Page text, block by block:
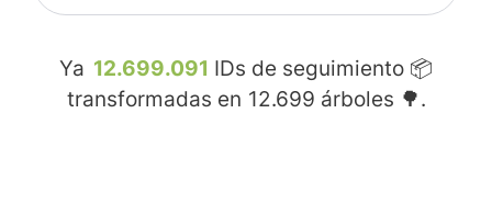
Ya 12.699.091 IDs de seguimiento 📦
transformadas en 12.699 árboles 🌳.